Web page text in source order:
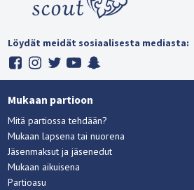
Löydät meidät sosiaalisesta mediasta:
Mukaan partioon
Mitä partiossa tehdään?
Mukaan lapsena tai nuorena
Jäsenmaksut ja jäsenedut
Mukaan aikuisena
Partioasu